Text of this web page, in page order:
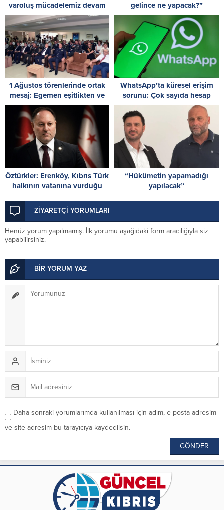
varoluş mücadelemiz devam
ediyor
gelince ne yapacak?”
sorusuna yanıt: Bugün
yapılanların hiçbirini
yapmayacak!
1 Ağustos törenlerinde ortak
mesaj: Egemen eşitlikten ve
iki devletli çözümden geri
adım yok
WhatsApp’ta küresel erişim
sorunu: Çok sayıda hesap
inceleme gerekçesiyle askıya
Öztürkler: Erenköy, Kıbrıs Türk
halkının vatanına vurduğu
“Hükümetin yapamadığı
yapılacak”
ZİYARETÇİ YORUMLARI
Henüz yorum yapılmamış. İlk yorumu aşağıdaki form aracılığıyla siz
yapabilirsiniz.
BİR YORUM YAZ
Daha sonraki yorumlarımda kullanılması için adım, e-posta adresim
ve site adresim bu tarayıcıya kaydedilsin.